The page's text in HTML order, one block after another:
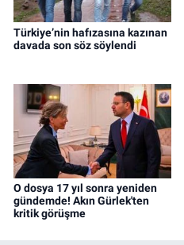
Türkiye’nin hafızasına kazınan
davada son söz söylendi
O dosya 17 yıl sonra yeniden
gündemde! Akın Gürlek'ten
kritik görüşme